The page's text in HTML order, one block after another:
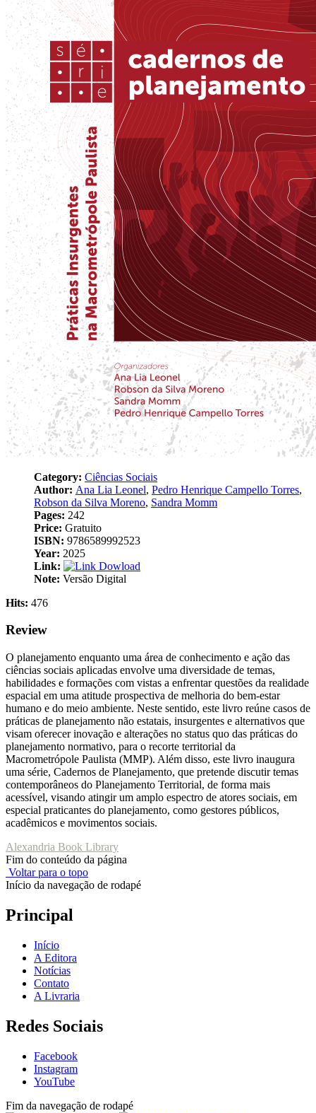
Category: Ciências Sociais
Author: Ana Lia Leonel, Pedro Henrique Campello Torres,
Robson da Silva Moreno, Sandra Momm
Pages: 242
Price: Gratuito
ISBN: 9786589992523
Year: 2025
Link:
Dowload
Note: Versão Digital
Hits: 476
Review
O planejamento enquanto uma área de conhecimento e ação das
ciências sociais aplicadas envolve uma diversidade de temas,
habilidades e formações com vistas a enfrentar questões da realidade
espacial em uma atitude prospectiva de melhoria do bem-estar
humano e do meio ambiente. Neste sentido, este livro reúne casos de
práticas de planejamento não estatais, insurgentes e alternativos que
visam oferecer inovação e alterações no status quo das práticas do
planejamento normativo, para o recorte territorial da
Macrometrópole Paulista (MMP). Além disso, este livro inaugura
uma série, Cadernos de Planejamento, que pretende discutir temas
contemporâneos do Planejamento Territorial, de forma mais
acessível, visando atingir um amplo espectro de atores sociais, em
especial praticantes do planejamento, como gestores públicos,
acadêmicos e movimentos sociais.
Alexandria Book Library
Fim do conteúdo da página
Voltar para o topo
Início da navegação de rodapé
Principal
Início
A Editora
Notícias
Contato
A Livraria
Redes Sociais
Facebook
Instagram
YouTube
Fim da navegação de rodapé